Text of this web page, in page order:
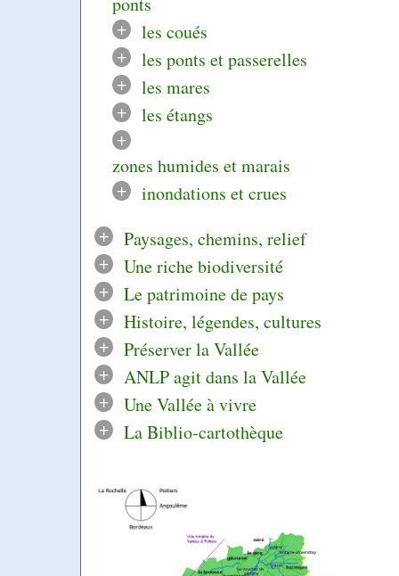
+
les coués
+
les ponts et passerelles
+
les mares
+
les étangs
+
zones humides et marais
+
inondations et crues
+
Paysages, chemins, relief
+
Une riche biodiversité
+
Le patrimoine de pays
+
Histoire, légendes, cultures
+
Préserver la Vallée
+
ANLP agit dans la Vallée
+
Une Vallée à vivre
+
La Biblio-cartothèque